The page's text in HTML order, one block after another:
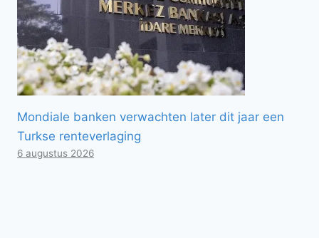
Mondiale banken verwachten later dit jaar een
Turkse renteverlaging
6 augustus 2026